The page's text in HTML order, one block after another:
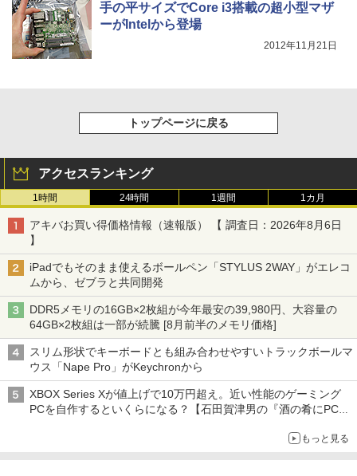
手の平サイズでCore i3搭載の超小型マザ
ーがIntelから登場
2012年11月21日
トップページに戻る
アクセスランキング
1時間 24時間 1週間 1カ月
アキバお買い得価格情報（速報版） 【 調査日：2026年8月6日
】
iPadでもそのまま使えるボールペン「STYLUS 2WAY」がエレコ
ムから、ゼブラと共同開発
DDR5メモリの16GB×2枚組が今年最安の39,980円、大容量の
64GB×2枚組は一部が続騰 [8月前半のメモリ価格]
スリム形状でキーボードとも組み合わせやすいトラックボールマ
ウス「Nape Pro」がKeychronから
XBOX Series Xが値上げで10万円超え。近い性能のゲーミング
PCを自作するといくらになる？【石田賀津男の『酒の肴にPCゲ
もっと見る